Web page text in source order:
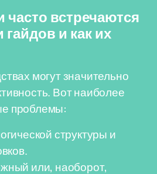
часто встречаются
и как их
могут значительно
Вот наиболее
проблемы:
структуры и
или, наоборот,